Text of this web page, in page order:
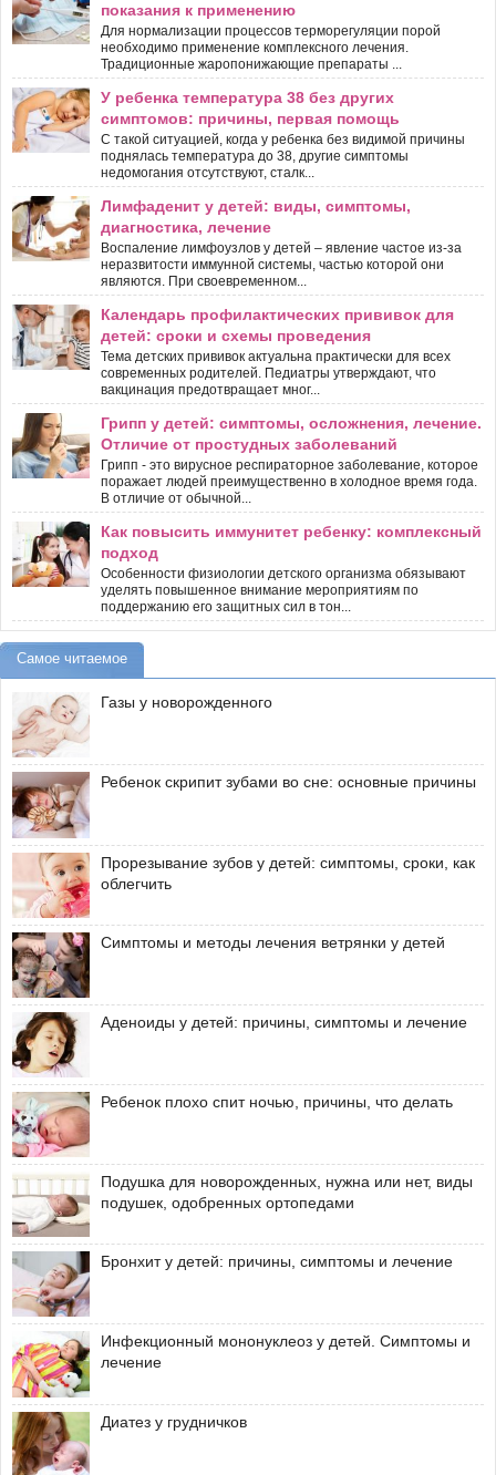
показания к применению
Для нормализации процессов терморегуляции порой
необходимо применение комплексного лечения.
Традиционные жаропонижающие препараты ...
У ребенка температура 38 без других
симптомов: причины, первая помощь
С такой ситуацией, когда у ребенка без видимой причины
поднялась температура до 38, другие симптомы
недомогания отсутствуют, сталк...
Лимфаденит у детей: виды, симптомы,
диагностика, лечение
Воспаление лимфоузлов у детей – явление частое из-за
неразвитости иммунной системы, частью которой они
являются. При своевременном...
Календарь профилактических прививок для
детей: сроки и схемы проведения
Тема детских прививок актуальна практически для всех
современных родителей. Педиатры утверждают, что
вакцинация предотвращает мног...
Грипп у детей: симптомы, осложнения, лечение.
Отличие от простудных заболеваний
Грипп - это вирусное респираторное заболевание, которое
поражает людей преимущественно в холодное время года.
В отличие от обычной...
Как повысить иммунитет ребенку: комплексный
подход
Особенности физиологии детского организма обязывают
уделять повышенное внимание мероприятиям по
поддержанию его защитных сил в тон...
Самое читаемое
Газы у новорожденного
Ребенок скрипит зубами во сне: основные причины
Прорезывание зубов у детей: симптомы, сроки, как
облегчить
Симптомы и методы лечения ветрянки у детей
Аденоиды у детей: причины, симптомы и лечение
Ребенок плохо спит ночью, причины, что делать
Подушка для новорожденных, нужна или нет, виды
подушек, одобренных ортопедами
Бронхит у детей: причины, симптомы и лечение
Инфекционный мононуклеоз у детей. Симптомы и
лечение
Диатез у грудничков